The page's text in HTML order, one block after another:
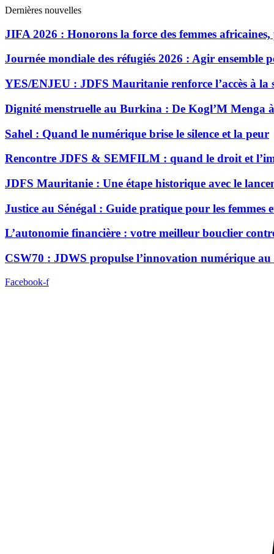
Dernières nouvelles
JIFA 2026 : Honorons la force des femmes
Journée mondiale des réfugiés 2026 : Agir ensemble
YES/ENJEU : JDFS Mauritanie renforce l’accès à
Dignité menstruelle au Burkina : De Kogl’M Menga
Sahel : Quand le numérique brise le silence et la peur
Rencontre JDFS & SEMFILM : quand le droit et
JDFS Mauritanie : Une étape historique avec le
Justice au Sénégal : Guide pratique pour les femmes
L’autonomie financière : votre meilleur bouclier
CSW70 : JDWS propulse l’innovation numérique au
Facebook-f